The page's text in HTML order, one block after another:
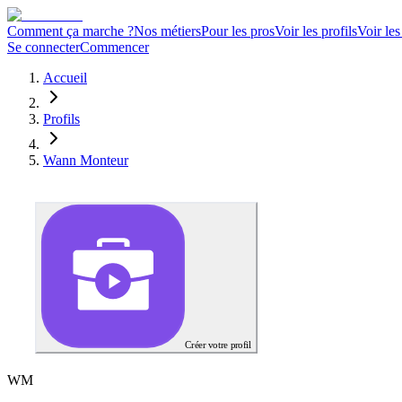
Comment ça marche ?Nos métiersPour les prosVoir les profilsVoir
Se connecterCommencer
Accueil
Profils
Wann Monteur
Créer votre profil
WM